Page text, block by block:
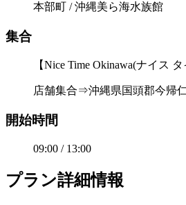
本部町 / 沖縄美ら海水族館
集合
【Nice Time Okinawa(ナイス
店舗集合⇒沖縄県国頭郡今帰
開始時間
09:00 / 13:00
プラン詳細情報